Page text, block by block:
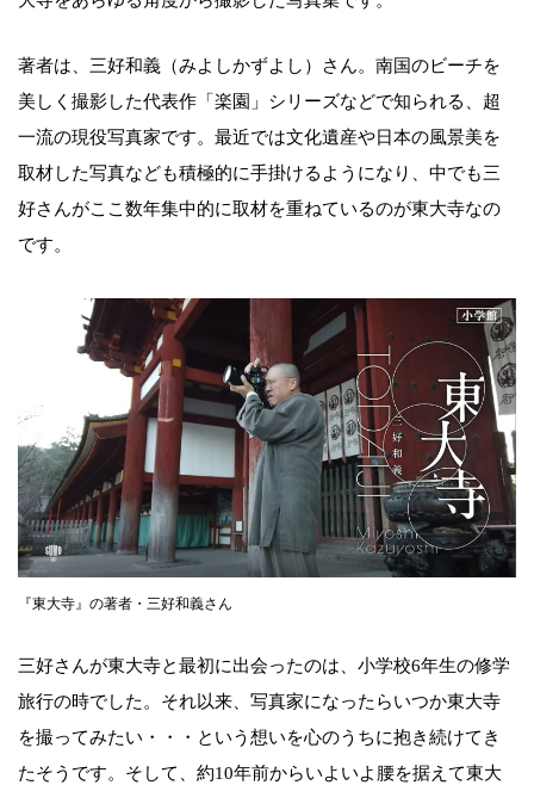
著者は、三好和義（みよしかずよし）さん。南国のビーチを
美しく撮影した代表作「楽園」シリーズなどで知られる、超
一流の現役写真家です。最近では文化遺産や日本の風景美を
取材した写真なども積極的に手掛けるようになり、中でも三
好さんがここ数年集中的に取材を重ねているのが東大寺なの
です。
『東大寺』の著者・三好和義さん
三好さんが東大寺と最初に出会ったのは、小学校6年生の修学
旅行の時でした。それ以来、写真家になったらいつか東大寺
を撮ってみたい・・・という想いを心のうちに抱き続けてき
たそうです。そして、約10年前からいよいよ腰を据えて東大